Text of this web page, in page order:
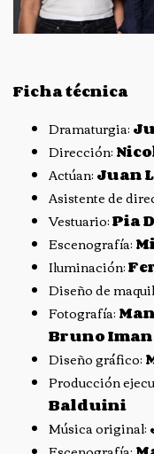
Ficha técnica
Dramaturgia:
Dirección:
Actúan:Juan
Asistente de
Vestuario:Pia
Escenografía:
Iluminación:
Diseño de
Fotografía:
Bruno
Diseño gráfico:
Producción
Balduini
Música original: